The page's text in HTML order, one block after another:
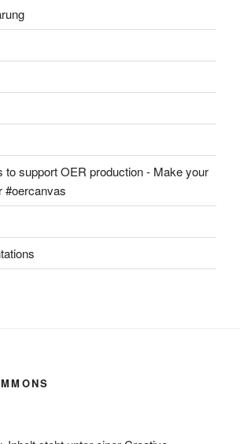
to support OER production - Make your
#oercanvas